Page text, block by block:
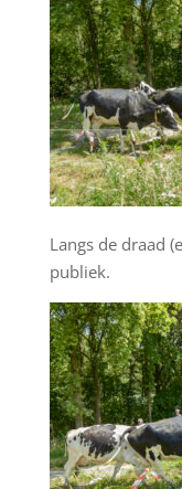
Langs de draad
publiek.